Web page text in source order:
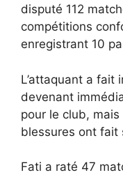
disputé 112
compétitions
enregistrant 10
L’attaquant a fait
devenant
pour le club,
blessures ont fait
Fati a raté 47